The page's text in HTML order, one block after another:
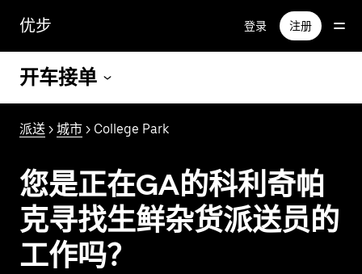
容
优步 登录 注册
开车接单
派送 > 城市 > College Park
您是正在GA的科利奇帕
克寻找生鲜杂货派送员的
工作吗？